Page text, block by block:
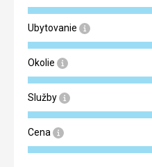
Ubytovanie
Okolie
Služby
Cena